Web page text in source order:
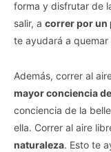
forma y disfrutar de
salir, a correr por un
te ayudará a quemar
Además, correr al
mayor conciencia
conciencia de la
ella. Correr al aire
naturaleza. Esto te